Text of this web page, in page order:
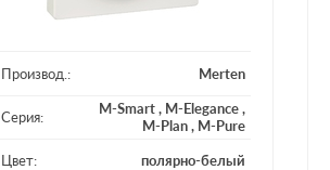
Производ.: Merten
Серия: M-Smart, M-Elegance,
M-Plan, M-Pure
Цвет:
полярно-белый